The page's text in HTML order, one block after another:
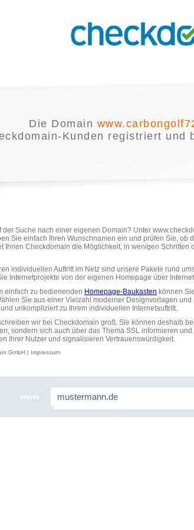
Die Domain
Kunden registriert und
der Suche nach einer eigenen Domain? Unter
Sie einfach Ihren Wunschnamen ein und prüfen Sie,
Ihnen Checkdomain die Möglichkeit, in wenigen
individuellen Auftritt im Netz sind unsere Pakete rund
Internetprojekte von der eigenen Homepage über
einfach zu bedienenden Homepage-Baukasten können
Sie aus einer Vielzahl moderner Designvorlagen
unkompliziert zu Ihrem individuellen Internetauftritt.
wir bei Checkdomain groß. Sie können deshalb
sondern sich auch über das Thema SSL informieren
Ihrer Nutzer und signalisieren Vertrauenswürdigkeit.
GmbH | Impressum
www.